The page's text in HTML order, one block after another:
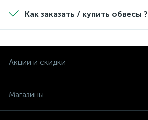
Как заказать / купить обвесы ?
Акции и скидки
Магазины